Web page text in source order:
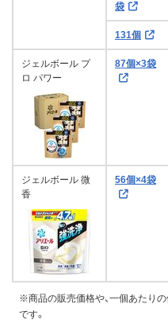
袋
131個
ジェルボール プ
ロ パワー
87個×3袋
ジェルボール 微
香
56個×4袋
※商品の販売価格や、一個あたり
です。